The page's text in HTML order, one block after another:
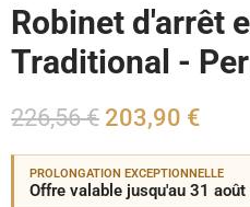
Robinet d'arrêt
Traditional -
226,56 € 203,90 €
PROLONGATION EXCEPTIONNELLE
Offre valable jusqu'au 31 août